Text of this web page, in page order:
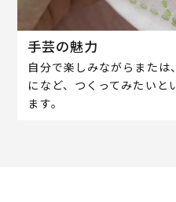
手芸の魅力
自分で楽しみながらまたは
になど、つくってみたいと
ます。